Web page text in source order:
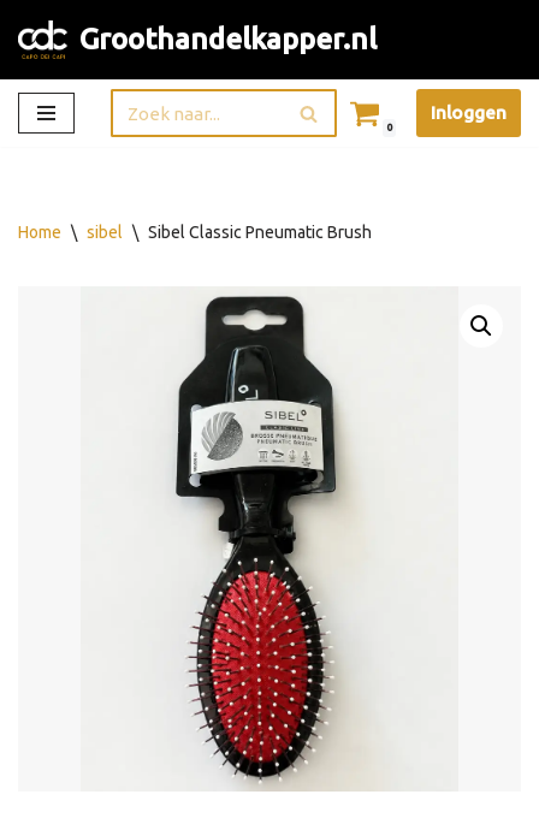
Ga
naar
de
Groothandelkapper.nl
0
Inloggen
Home \ sibel \ Sibel Classic Pneumatic Brush